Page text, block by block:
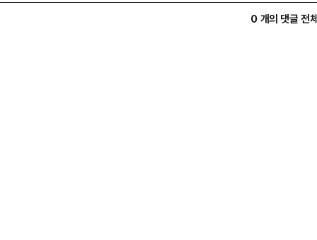
0 개의 댓글 전